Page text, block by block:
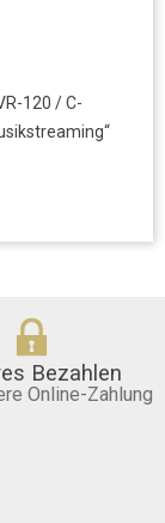
120 / C-
Bezahlen
Online-Zahlung